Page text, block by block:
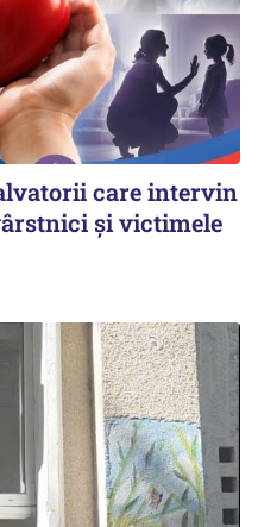
care intervin
și victimele